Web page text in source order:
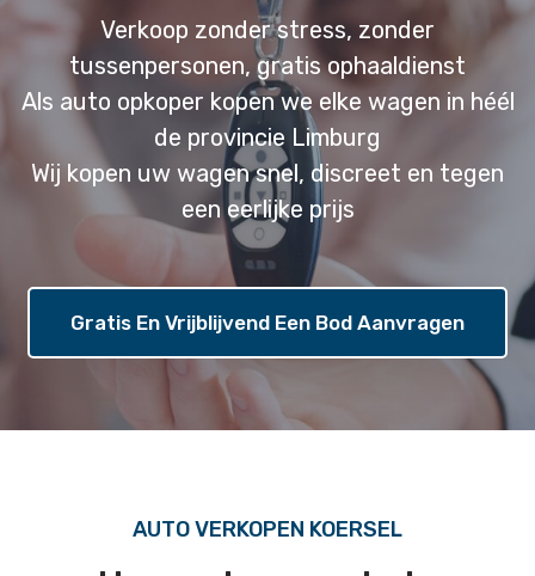
Verkoop zonder stress, zonder
tussenpersonen, gratis ophaaldienst
Als auto opkoper kopen we elke wagen in héél
de provincie Limburg
Wij kopen uw wagen snel, discreet en tegen
een eerlijke prijs
Gratis En Vrijblijvend Een Bod Aanvragen
AUTO VERKOPEN KOERSEL